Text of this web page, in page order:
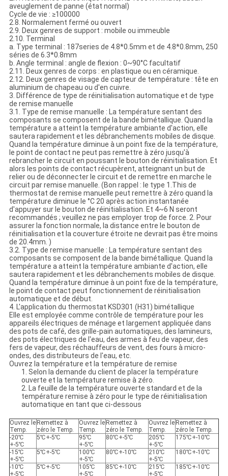
aveuglement de panne (état normal)
Cycle de vie : ≥100000
2.8. Normalement fermé ou ouvert
2.9. Deux genres de support : mobile ou immeuble
2.10. Terminal
a. Type terminal : 187series de 4.8*0.5mm et de 4.8*0.8mm, 250
séries de 6.3*0.8mm
b. Angle terminal : angle de flexion : 0~90°C facultatif
2.11. Deux genres de corps : en plastique ou en céramique.
2.12. Deux genres de visage de capteur de température : tête en
aluminium de chapeau ou d'en cuivre.
3. Différence de type de réinitialisation automatique et de type
de remise manuelle
3.1. Type de remise manuelle : La température sentant des
composants se composent de la bande bimétallique. Quand la
température a atteint la température ambiante d'action, elle
sautera rapidement et les débranchements mobiles de disque.
Quand la température diminue à un point fixe de la température,
le point de contact ne peut pas remettre à zéro jusqu'à
rebrancher le circuit en poussant le bouton de réinitialisation. Et
alors les points de contact récupèrent, atteignant un but de
relier ou de déconnecter le circuit et de remettre en marche le
circuit par remise manuelle. (Bon rappel : le type 1.This de
thermostat de remise manuelle peut remettre à zéro quand la
température diminue le °C 20 après action instantanée
d'appuyer sur le bouton de réinitialisation. Et 4~6 N seront
recommandés ; veuillez ne pas employer trop de force. 2. Pour
assurer la fonction normale, la distance entre le bouton de
réinitialisation et la couverture étroite ne devrait pas être moins
de 20.4mm. )
3.2. Type de remise manuelle : La température sentant des
composants se composent de la bande bimétallique. Quand la
température a atteint la température ambiante d'action, elle
sautera rapidement et les débranchements mobiles de disque.
Quand la température diminue à un point fixe de la température,
le point de contact peut fonctionnement de réinitialisation
automatique et de début.
4. L'application du thermostat KSD301 (H31) bimétallique
Elle est employée comme contrôle de température pour les
appareils électriques de ménage et largement appliquée dans
des pots de café, des grille-pain automatiques, des lamineurs,
des pots électriques de l'eau, des armes à feu de vapeur, des
fers de vapeur, des réchauffeurs de vent, des fours à micro-
ondes, des distributeurs de l'eau, etc.
Ouvrez la température et la température de remise
1. Selon la demande du client de placer la température
ouverte et la température remise à zéro.
2. La feuille de la température ouverte standard et de la
température remise à zéro pour le type de réinitialisation
automatique en tant que ci-dessous
Ouvrez le
Temp.
Remettez à
zéro le Temp.
Ouvrez le
Temp.
Remettez à
zéro le Temp.
Ouvrez le
Temp.
Remettez à
zéro le Temp.
-20℃
+-5℃
5℃+-5℃
95℃
+-5℃
80℃+-5℃
205℃
+-5℃
175℃+-10℃
-15℃
+-5℃
5℃+-5℃
100℃
+-5℃
80℃+-10℃
210℃
+-5℃
180℃+-10℃
-10℃
+-5℃
5℃+-5℃
105℃
+-5℃
85℃+-10℃
215℃
+-5℃
185℃+-10℃